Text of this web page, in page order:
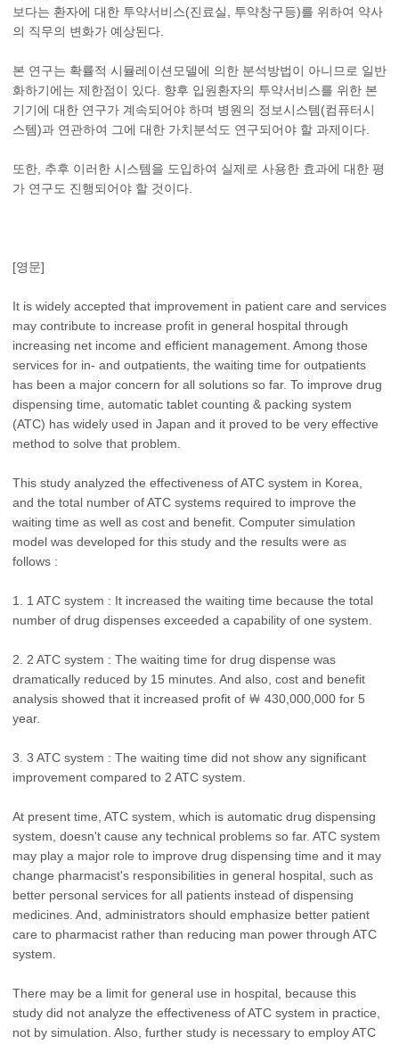
보다는 환자에 대한 투약서비스(진료실, 투약창구등)를 위하여 약사
의 직무의 변화가 예상된다.
본 연구는 확률적 시뮬레이션모델에 의한 분석방법이 아니므로 일반
화하기에는 제한점이 있다. 향후 입원환자의 투약서비스를 위한 본
기기에 대한 연구가 계속되어야 하며 병원의 정보시스템(컴퓨터시
스템)과 연관하여 그에 대한 가치분석도 연구되어야 할 과제이다.
또한, 추후 이러한 시스템을 도입하여 실제로 사용한 효과에 대한 평
가 연구도 진행되어야 할 것이다.
[영문]
It is widely accepted that improvement in patient care and services
may contribute to increase profit in general hospital through
increasing net income and efficient management. Among those
services for in- and outpatients, the waiting time for outpatients
has been a major concern for all solutions so far. To improve drug
dispensing time, automatic tablet counting & packing system
(ATC) has widely used in Japan and it proved to be very effective
method to solve that problem.
This study analyzed the effectiveness of ATC system in Korea,
and the total number of ATC systems required to improve the
waiting time as well as cost and benefit. Computer simulation
model was developed for this study and the results were as
follows :
1. 1 ATC system : It increased the waiting time because the total
number of drug dispenses exceeded a capability of one system.
2. 2 ATC system : The waiting time for drug dispense was
dramatically reduced by 15 minutes. And also, cost and benefit
analysis showed that it increased profit of ￦ 430,000,000 for 5
year.
3. 3 ATC system : The waiting time did not show any significant
improvement compared to 2 ATC system.
At present time, ATC system, which is automatic drug dispensing
system, doesn't cause any technical problems so far. ATC system
may play a major role to improve drug dispensing time and it may
change pharmacist's responsibilities in general hospital, such as
better personal services for all patients instead of dispensing
medicines. And, administrators should emphasize better patient
care to pharmacist rather than reducing man power through ATC
system.
There may be a limit for general use in hospital, because this
study did not analyze the effectiveness of ATC system in practice,
not by simulation. Also, further study is necessary to employ ATC